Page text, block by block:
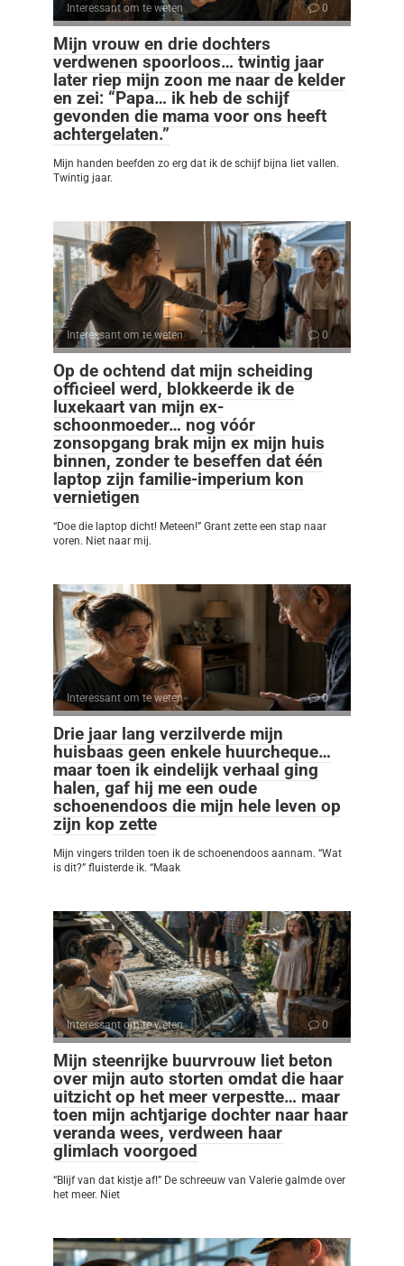
Interessant om te weten 0
Mijn vrouw en drie dochters
verdwenen spoorloos… twintig jaar
later riep mijn zoon me naar de kelder
en zei: “Papa… ik heb de schijf
gevonden die mama voor ons heeft
achtergelaten.”
Mijn handen beefden zo erg dat ik de schijf bijna liet vallen.
Twintig jaar.
Interessant om te weten 0
Op de ochtend dat mijn scheiding
officieel werd, blokkeerde ik de
luxekaart van mijn ex-
schoonmoeder… nog vóór
zonsopgang brak mijn ex mijn huis
binnen, zonder te beseffen dat één
laptop zijn familie-imperium kon
vernietigen
“Doe die laptop dicht! Meteen!” Grant zette een stap naar
voren. Niet naar mij.
Interessant om te weten 0
Drie jaar lang verzilverde mijn
huisbaas geen enkele huurcheque…
maar toen ik eindelijk verhaal ging
halen, gaf hij me een oude
schoenendoos die mijn hele leven op
zijn kop zette
Mijn vingers trilden toen ik de schoenendoos aannam. “Wat
is dit?” fluisterde ik. “Maak
Interessant om te weten 0
Mijn steenrijke buurvrouw liet beton
over mijn auto storten omdat die haar
uitzicht op het meer verpestte… maar
toen mijn achtjarige dochter naar haar
veranda wees, verdween haar
glimlach voorgoed
“Blijf van dat kistje af!” De schreeuw van Valerie galmde over
het meer. Niet